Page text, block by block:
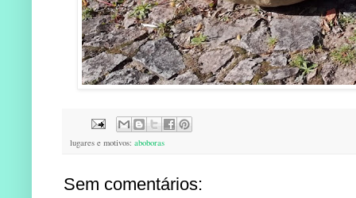
lugares e motivos: aboboras
Sem comentários: